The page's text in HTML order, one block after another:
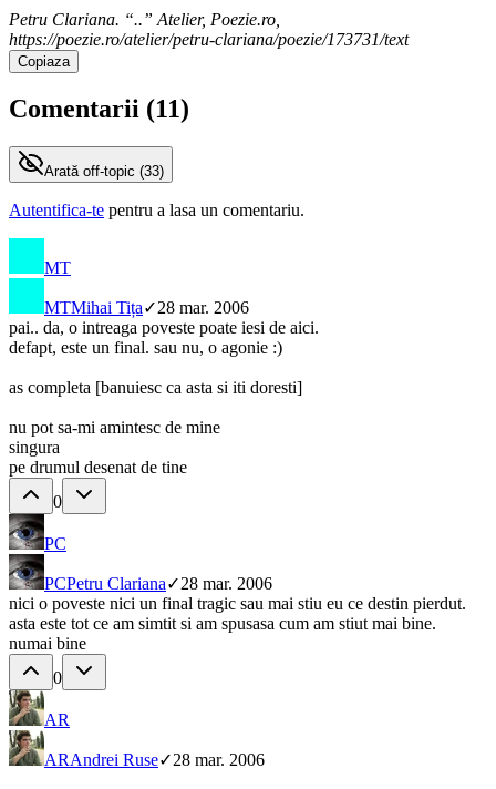
Petru Clariana. “..” Atelier, Poezie.ro,
https://poezie.ro/atelier/petru-clariana/poezie/173731/text
Copiaza
Comentarii (11)
Aratăoff-topic (33)
Autentifica-te pentru a lasa un comentariu.
MT
MTMihai Tița✓28 mar. 2006
pai.. da, o intreaga poveste poate iesi de aici.
defapt, este un final. sau nu, o agonie :)
as completa [banuiesc ca asta si iti doresti]
nu pot sa-mi amintesc de mine
singura
pe drumul desenat de tine
0
PC
PCPetru Clariana✓28 mar. 2006
nici o poveste nici un final tragic sau mai stiu eu ce destin pierdut.
asta este tot ce am simtit si am spusasa cum am stiut mai bine.
numai bine
0
AR
ARAndrei Ruse✓28 mar. 2006